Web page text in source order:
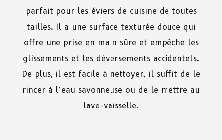
parfait pour leséviers de cuisine de toutes
tailles. Il a une surface texturée douce qui
offre une prise en main sûre et empêche les
glissements et les déversements accidentels.
De plus, il est facile à nettoyer, il suffit de le
rincer à l’eau savonneuse ou de le mettre au
lave-vaisselle.